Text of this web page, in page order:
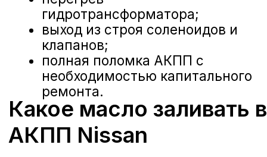
Качественные аналоги
При ограниченном бюджете можно
использовать проверенные аналоги
Motul Multi ATF — французского
производства, в 2-3 раза
дешевле оригинала;
Shell Spirax S4 ATF — немецкое
качество с допусками Jatco;
— японская
альтернатива с отличными
характеристиками.